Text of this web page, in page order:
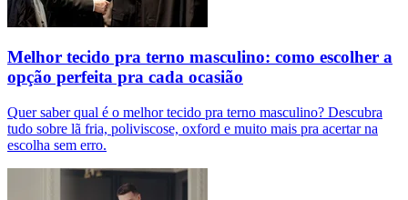
Melhor tecido pra terno masculino: como escolher a
opção perfeita pra cada ocasião
Quer saber qual é o melhor tecido pra terno masculino? Descubra
tudo sobre lã fria, poliviscose, oxford e muito mais pra acertar na
escolha sem erro.